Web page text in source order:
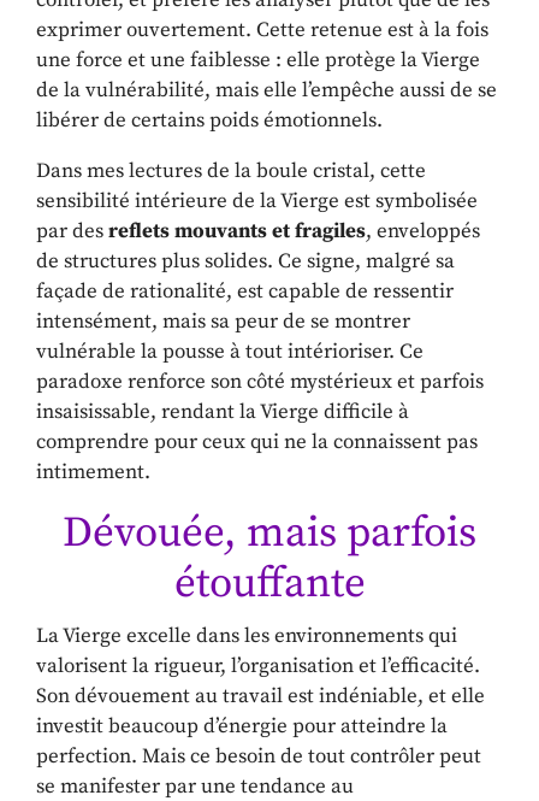
exprimer ouvertement. Cette retenue est à la fois
une force et une faiblesse : elle protège la Vierge
de la vulnérabilité, mais elle l’empêche aussi de se
libérer de certains poids émotionnels.
Dans mes lectures de la boule cristal, cette
sensibilité intérieure de la Vierge est symbolisée
par desreflets mouvants et fragiles, enveloppés
de structures plus solides. Ce signe, malgré sa
façade de rationalité, est capable de ressentir
intensément, mais sa peur de se montrer
vulnérable la pousse à tout intérioriser. Ce
paradoxe renforce son côté mystérieux et parfois
insaisissable, rendant la Vierge difficile à
comprendre pour ceux qui ne la connaissent pas
intimement.
Dévouée, mais parfois
étouffante
La Vierge excelle dans les environnements qui
valorisent la rigueur, l’organisation et l’efficacité.
Son dévouement au travail est indéniable, et elle
investit beaucoup d’énergie pour atteindre la
perfection. Mais ce besoin de tout contrôler peut
se manifester par une tendance au